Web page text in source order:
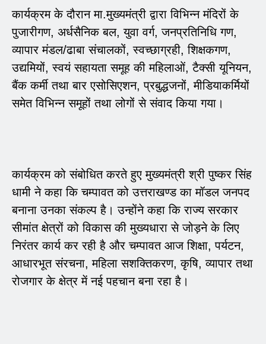
कार्यक्रम के दौरान मा.मुख्यमंत्री द्वारा विभिन्न मंदिरों के
पुजारीगण, अर्धसैनिक बल, युवा वर्ग, जनप्रतिनिधि गण,
व्यापार मंडल/ढाबा संचालकों, स्वच्छाग्रही, शिक्षकगण,
उद्यमियों, स्वयं सहायता समूह की महिलाओं, टैक्सी यूनियन,
बैंक कर्मी तथा बार एसोसिएशन, प्रबुद्धजनों, मीडियाकर्मियों
समेत विभिन्न समूहों तथा लोगों से संवाद किया गया।
कार्यक्रम को संबोधित करते हुए मुख्यमंत्री श्री पुष्कर सिंह
धामी ने कहा कि चम्पावत को उत्तराखण्ड का मॉडल जनपद
बनाना उनका संकल्प है। उन्होंने कहा कि राज्य सरकार
सीमांत क्षेत्रों को विकास की मुख्यधारा से जोड़ने के लिए
निरंतर कार्य कर रही है और चम्पावत आज शिक्षा, पर्यटन,
आधारभूत संरचना, महिला सशक्तिकरण, कृषि, व्यापार तथा
रोजगार के क्षेत्र में नई पहचान बना रहा है।